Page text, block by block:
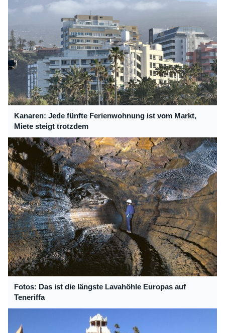
Kanaren: Jede fünfte Ferienwohnung ist vom Markt,
Miete steigt trotzdem
Fotos: Das ist die längste Lavahöhle Europas auf
Teneriffa